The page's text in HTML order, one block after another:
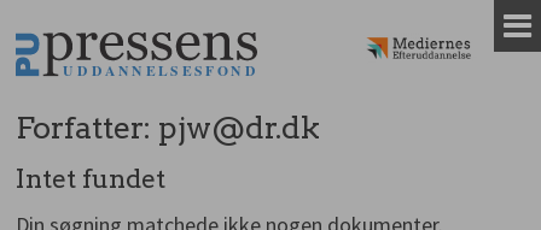
til
indhold
Forfatter: pjw@dr.dk
Intet fundet
Din søgning matchede ikke nogen dokumenter.